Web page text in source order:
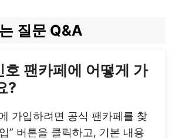
질문 Q&A
호 팬카페에 어떻게 가
?
가입하려면 공식 팬카페를 찾
” 버튼을 클릭하고, 기본 내용